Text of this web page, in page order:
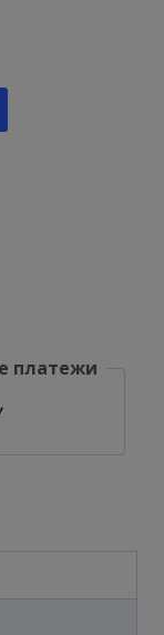
платежи